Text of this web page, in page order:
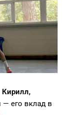
Кирилл,
его вклад в